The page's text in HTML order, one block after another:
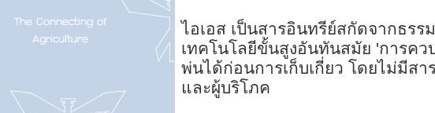
ไอเอส เป็นสารอินทรีย์สกัดจากธร
เทคโนโลยีขั้นสูงอันทันสมัย 'การค
พ่นได้ก่อนการเก็บเกี่ยว โดยไม่มีส
และผู้บริโภค